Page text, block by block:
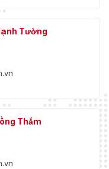
Tường
Thắm